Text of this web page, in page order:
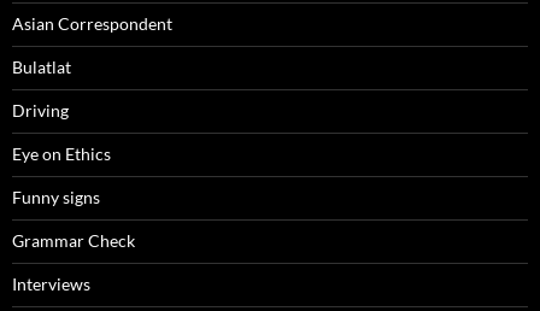
Asian Correspondent
Bulatlat
Driving
Eye on Ethics
Funny signs
Grammar Check
Interviews